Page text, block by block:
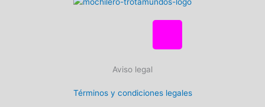
a
c
w
i
s
Aviso legal
Términos y condiciones legales